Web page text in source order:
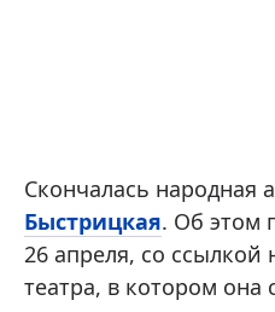
Скончалась народная
Быстрицкая. Об этом
26 апреля, со ссылкой
театра, в котором она